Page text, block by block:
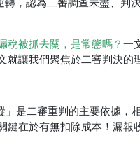
轉，認為二審調查未盡、
稅被抓去關，是常態嗎？ 一
就讓我們聚焦於二審判決的
」是二審重判的主要依據
鍵在於有無扣除成本！漏